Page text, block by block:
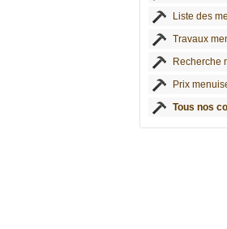
Liste des
Travaux
Recherche
Prix
Tous nos